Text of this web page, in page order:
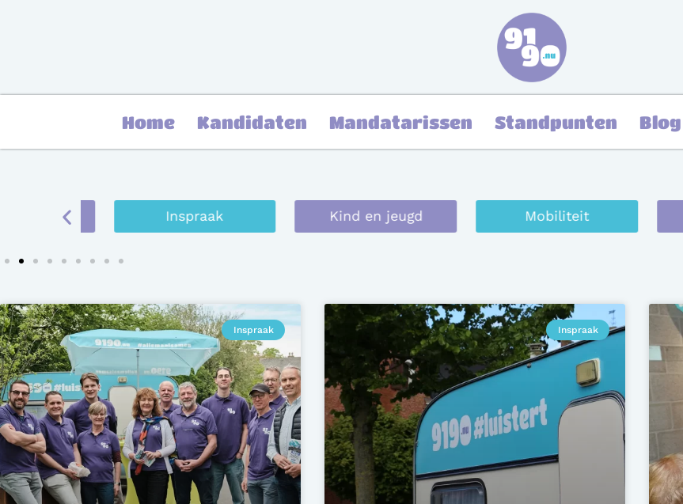
Home Kandidaten Mandatarissen Standpunten Blog
Inspraak Kind en jeugd Mobiliteit
Inspraak Inspraak